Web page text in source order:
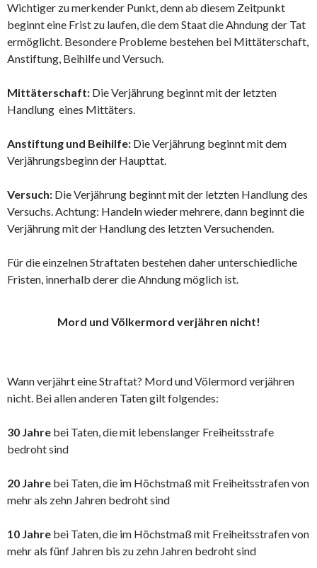
Wichtiger zu merkender Punkt, denn ab diesem Zeitpunkt
beginnt eine Frist zu laufen, die dem Staat die Ahndung der Tat
ermöglicht. Besondere Probleme bestehen bei Mittäterschaft,
Anstiftung, Beihilfe und Versuch.
Mittäterschaft: Die Verjährung beginnt mit der letzten
Handlung eines Mittäters.
Anstiftung und Beihilfe: Die Verjährung beginnt mit dem
Verjährungsbeginn der Haupttat.
Versuch: Die Verjährung beginnt mit der letzten Handlung des
Versuchs. Achtung: Handeln wieder mehrere, dann beginnt die
Verjährung mit der Handlung des letzten Versuchenden.
Für die einzelnen Straftaten bestehen daher unterschiedliche
Fristen, innerhalb derer die Ahndung möglich ist.
Mord und Völkermord verjähren nicht!
Wann verjährt eine Straftat? Mord und Völermord verjähren
nicht. Bei allen anderen Taten gilt folgendes:
30 Jahre bei Taten, die mit lebenslanger Freiheitsstrafe
bedroht sind
20 Jahre bei Taten, die im Höchstmaß mit Freiheitsstrafen von
mehr als zehn Jahren bedroht sind
10 Jahre bei Taten, die im Höchstmaß mit Freiheitsstrafen von
mehr als fünf Jahren bis zu zehn Jahren bedroht sind